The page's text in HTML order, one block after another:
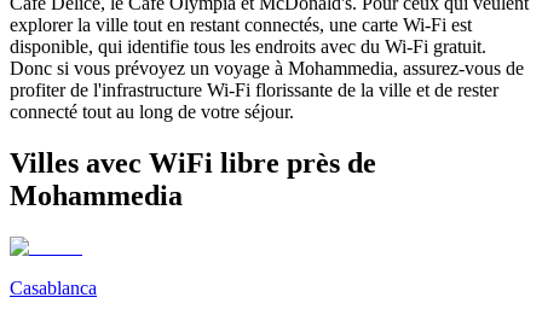
explorer la ville tout en restant connectés, une carte Wi-Fi est
disponible, qui identifie tous les endroits avec du Wi-Fi gratuit.
Donc si vous prévoyez un voyage à Mohammedia, assurez-vous de
profiter de l'infrastructure Wi-Fi florissante de la ville et de rester
connecté tout au long de votre séjour.
Villes avec WiFi libre près de
Mohammedia
Casablanca